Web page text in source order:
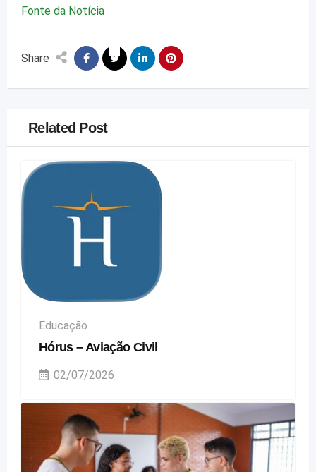
Fonte da Notícia
Share
Related Post
Educação
Hórus – Aviação Civil
02/07/2026